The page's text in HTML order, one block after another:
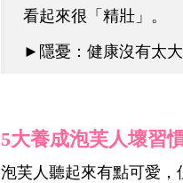
看起來很「精壯」。
►隱憂：健康沒有太
5大養成泡芙人壞習
泡芙人聽起來有點可愛，